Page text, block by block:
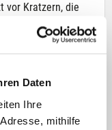
Daten
Ihre
mithilfe
vor Kratzern, die
Transport.